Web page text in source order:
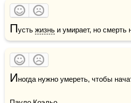
Пусть жизнь и умирает, но смерть
Иногда нужно умереть, чтобы